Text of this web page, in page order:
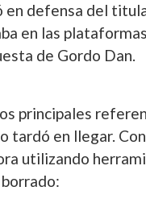
en defensa del
en las
de Gordo Dan.
principales
tardó en llegar.
utilizando